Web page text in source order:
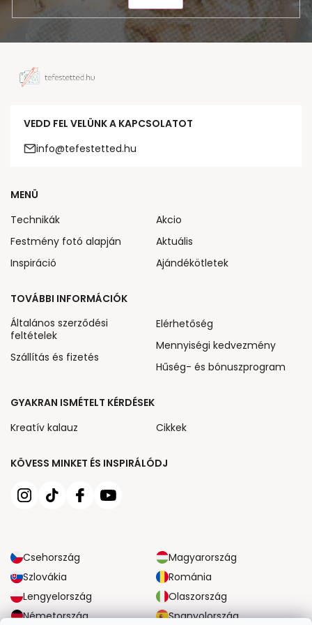
VEDD FEL VELÜNK A KAPCSOLATOT
info@tefestetted.hu
KÖVESS MINKET ÉS INSPIRÁLÓDJ
Csehország
Magyarország
Szlovákia
Románia
Lengyelország
Olaszország
Németország
Spanyolország
MENÜ
Technikák
Festmény fotó alapján
Inspiráció
Akcio
Aktuális
Ajándékötletek
TOVÁBBI INFORMÁCIÓK
Általános szerződési
feltételek
Szállítás és fizetés
Elérhetőség
Mennyiségi kedvezmény
Hűség- és bónuszprogram
GYAKRAN ISMÉTELT KÉRDÉSEK
Kreatív kalauz
Cikkek